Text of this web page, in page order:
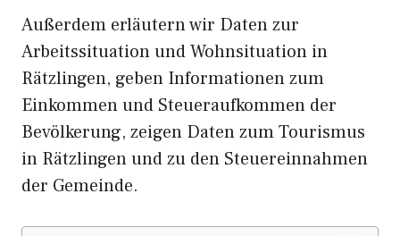
Außerdem erläutern wir Daten zur
Arbeitssituation und Wohnsituation in
Rätzlingen, geben Informationen zum
Einkommen und Steueraufkommen der
Bevölkerung, zeigen Daten zum Tourismus
in Rätzlingen und zu den Steuereinnahmen
der Gemeinde.